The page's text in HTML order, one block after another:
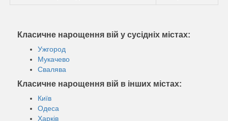
Класичне нарощення вій у сусідніх містах:
Ужгород
Мукачево
Свалява
Класичне нарощення вій в інших містах:
Київ
Одеса
Харків